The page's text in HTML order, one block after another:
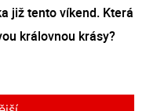
již tento víkend. Která
královnou krásy?